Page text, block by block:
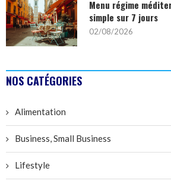
Menu régime
simple sur 7 jours
02/08/2026
NOS CATÉGORIES
Alimentation
Business, Small Business
Lifestyle